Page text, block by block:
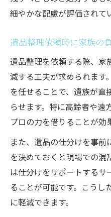
細やかな配慮が評価されて
遺品整理依頼時に家族の
遺品整理を依頼する際、家
減する工夫が求められます
を任せることで、遺族が
らせます。特に高齢者や遠
プロの力を借りることが効
また、遺品の仕分けを事
を決めておくと現場での混
は仕分けをサポートするサ
ることが可能です。こうし
に軽減できます。